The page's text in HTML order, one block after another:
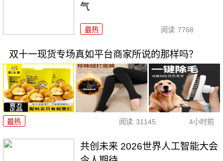
气
最热 阅读 7768
双十一现货专场真如平台商家所说的那样吗？
最热 阅读 31145 4小时前
共创未来 2026世界人工智能大会